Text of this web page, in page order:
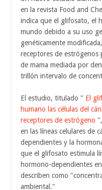
en la revista Food and
indica que el glifosato, el
mundo debido a su uso
genéticamente
receptores de estrógenos
de mama mediada por
trillón intervalo de
El estudio, titulado " El
humano las células del
receptores de estrógeno
en las líneas celulares de
dependientes y la
que el glifosato estimula
hormono-dependientes
describen como
ambiental."